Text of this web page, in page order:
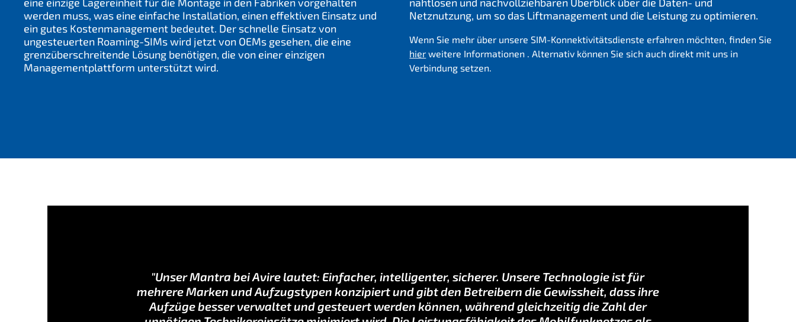
werden muss, was eine einfache Installation, einen effektiven Einsatz und
ein gutes Kostenmanagement bedeutet. Der schnelle Einsatz von
ungesteuerten Roaming-SIMs wird jetzt von OEMs gesehen, die eine
grenzüberschreitende Lösung benötigen, die von einer einzigen
Managementplattform unterstützt wird.
Netznutzung, um so das Liftmanagement und die Leistung zu optimieren.
Wenn Sie mehr über unsere SIM-Konnektivitätsdienste erfahren möchten, finden Sie
hier weitere Informationen Alternativ können Sie sich auch direkt mit uns in
Verbindung setzen.
"Unser Mantra bei Avire lautet: Einfacher, intelligenter, sicherer. Unsere Technologie ist für
mehrere Marken und Aufzugstypen konzipiert und gibt den Betreibern die Gewissheit, dass ihre
Aufzüge besser verwaltet und gesteuert werden können, während gleichzeitig die Zahl der